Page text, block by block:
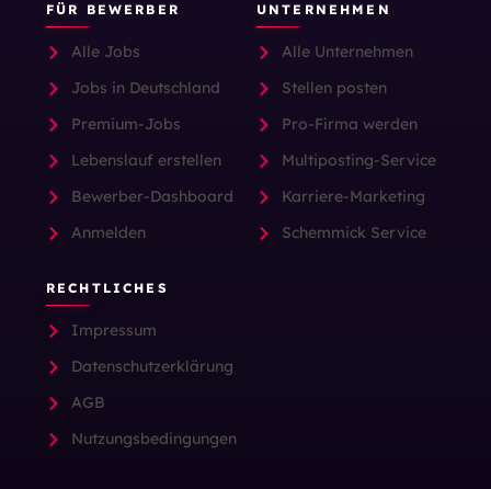
FÜR BEWERBER
Alle Jobs
Jobs in Deutschland
Premium-Jobs
Lebenslauf erstellen
Bewerber-Dashboard
Anmelden
UNTERNEHMEN
Alle Unternehmen
Stellen posten
Pro-Firma werden
Multiposting-Service
Karriere-Marketing
Schemmick Service
RECHTLICHES
Impressum
Datenschutzerklärung
AGB
Nutzungsbedingungen